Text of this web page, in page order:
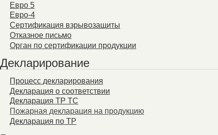
Евро 5
Евро-4
Сертификация взрывозащиты
Отказное письмо
Орган по сертификации продукции
Декларирование
Процесс декларирования
Декларация о соответствии
Декларация ТР ТС
Пожарная декларация на продукцию
Декларация по ТР